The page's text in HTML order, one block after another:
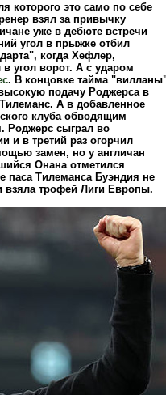
которого это само по себе
взял за привычку
уже в дебюте встречи
угол в прыжке отбил
когда Хефлер,
угол ворот. А с ударом
. В концовке тайма
подачу Роджерса в
А в добавленное
клуба обводящим
Роджерс сыграл во
и в третий раз огорчил
замен, но у англичан
Онана отметился
паса Тилеманса Буэндия не
взяла трофей Лиги Европы.